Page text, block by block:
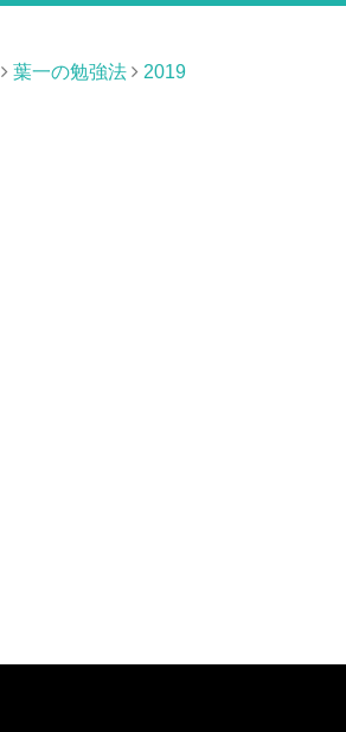
葉一の勉強法 2019